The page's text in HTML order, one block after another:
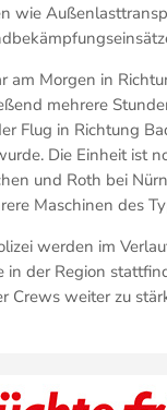
wie
am Morgen in
mehrere
Flug in Richtung
Die Einheit ist
und Roth bei
Maschinen des
werden im
in der Region
Crews weiter zu